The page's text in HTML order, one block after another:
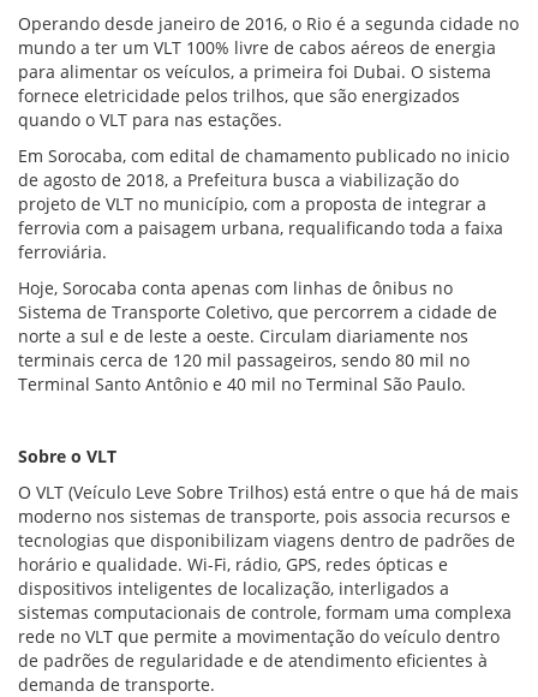
Operando desde janeiro de 2016, o Rio é a segunda cidade no
mundo a ter um VLT 100% livre de cabos aéreos de energia
para alimentar os veículos, a primeira foi Dubai. O sistema
fornece eletricidade pelos trilhos, que são energizados
quando o VLT para nas estações.
Em Sorocaba, com edital de chamamento publicado no inicio
de agosto de 2018, a Prefeitura busca a viabilização do
projeto de VLT no município, com a proposta de integrar a
ferrovia com a paisagem urbana, requalificando toda a faixa
ferroviária.
Hoje, Sorocaba conta apenas com linhas de ônibus no
Sistema de Transporte Coletivo, que percorrem a cidade de
norte a sul e de leste a oeste. Circulam diariamente nos
terminais cerca de 120 mil passageiros, sendo 80 mil no
Terminal Santo Antônio e 40 mil no Terminal São Paulo.
Sobre o VLT
O VLT (Veículo Leve Sobre Trilhos) está entre o que há de mais
moderno nos sistemas de transporte, pois associa recursos e
tecnologias que disponibilizam viagens dentro de padrões de
horário e qualidade. Wi-Fi, rádio, GPS, redes ópticas e
dispositivos inteligentes de localização, interligados a
sistemas computacionais de controle, formam uma complexa
rede no VLT que permite a movimentação do veículo dentro
de padrões de regularidade e de atendimento eficientes à
demanda de transporte.